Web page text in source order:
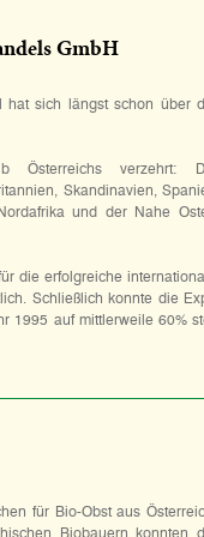
GmbH
hat sich längst schon über
Österreichs verzehrt:
Skandinavien,
und der Nahe
die erfolgreiche
Schließlich konnte die
1995 auf mittlerweile 60%
für Bio-Obst aus
Biobauern konnten